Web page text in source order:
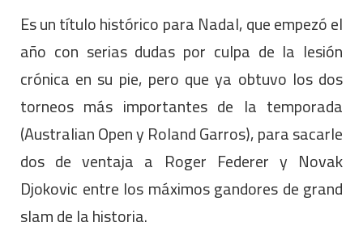
Es un título histórico para Nadal, que empezó el
año con serias dudas por culpa de la lesión
crónica en su pie, pero que ya obtuvo los dos
torneos más importantes de la temporada
(Australian Open y Roland Garros), para sacarle
dos de ventaja a Roger Federer y Novak
Djokovic entre los máximos gandores de grand
slam de la historia.